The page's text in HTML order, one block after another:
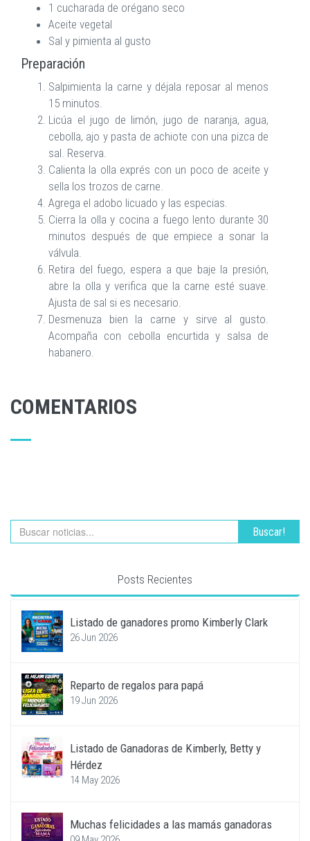
1 cucharada de orégano seco
Aceite vegetal
Sal y pimienta al gusto
Preparación
Salpimienta la carne y déjala reposar al menos
15 minutos.
Licúa el jugo de limón, jugo de naranja, agua,
cebolla, ajo y pasta de achiote con una pizca de
sal. Reserva.
Calienta la olla exprés con un poco de aceite y
sella los trozos de carne.
Agrega el adobo licuado y las especias.
Cierra la olla y cocina a fuego lento durante 30
minutos después de que empiece a sonar la
válvula.
Retira del fuego, espera a que baje la presión,
abre la olla y verifica que la carne esté suave.
Ajusta de sal si es necesario.
Desmenuza bien la carne y sirve al gusto.
Acompaña con cebolla encurtida y salsa de
habanero.
COMENTARIOS
Buscar!
Posts Recientes
Listado de ganadores promo Kimberly Clark
26 Jun 2026
Reparto de regalos para papá
19 Jun 2026
Listado de Ganadoras de Kimberly, Betty y
Hérdez
14 May 2026
Muchas felicidades a las mamás ganadoras